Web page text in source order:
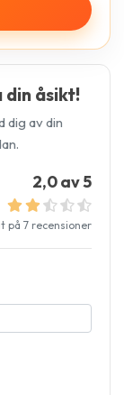
din åsikt!
dig av din
2,0 av 5
på 7 recensioner